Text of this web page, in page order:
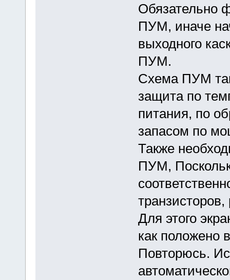
Обязательно
ПУМ, иначе
выходного
ПУМ.
Схема ПУМ
защита по
питания, по
запасом по
Также
ПУМ,
Для этого
как положено
Повторюсь.